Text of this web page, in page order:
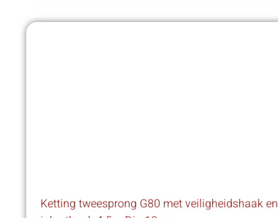
Ketting tweesprong G80 met veiligheidshaak en